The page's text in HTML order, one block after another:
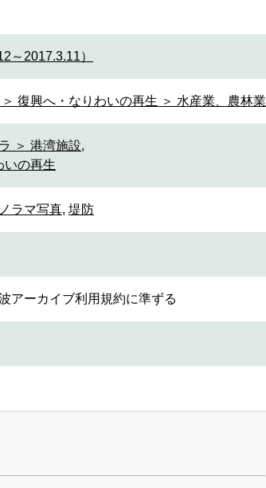
～2017.3.11）
復興へ・なりわいの再生 ＞ 水産業、農林業
＞ 港湾施設,
いの再生
ラマ写真, 堤防
アーカイブ利用規約に準ずる